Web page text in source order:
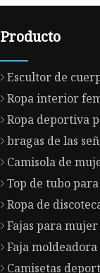
Producto
Escultor de
Ropa interior
Ropa deportiva
bragas de las
Camisola de
Top de tubo
Ropa de
Fajas para mujer
Faja
Camisetas